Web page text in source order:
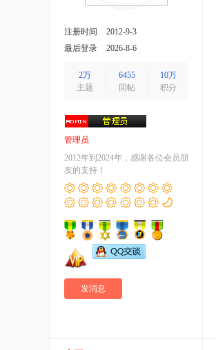
注册时间
2012-9-3
最后登录
2026-8-6
2万
主题
6455
回帖
10万
积分
管理员
2012年到2024年，感谢各位会员朋
友的支持！
发消息